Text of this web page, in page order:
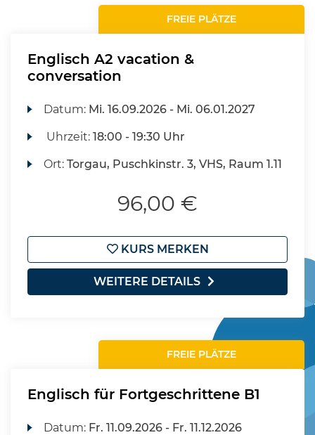
FREIE PLÄTZE
Englisch A2 vacation &
conversation
Datum: Mi. 16.09.2026 - Mi. 06.01.2027
Uhrzeit:18:00 - 19:30 Uhr
Ort:Torgau, Puschkinstr. 3, VHS, Raum 1.11
96,00 €
KURS MERKEN
WEITERE DETAILS
FREIE PLÄTZE
Englisch für Fortgeschrittene B1
Datum: Fr. 11.09.2026 - Fr. 11.12.2026